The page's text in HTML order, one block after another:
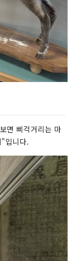
면 삐걱거리는 마
입니다.